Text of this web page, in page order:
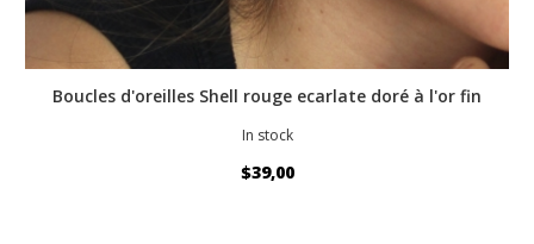
Boucles d'oreilles Shell rouge ecarlate doré à l'or fin
In stock
$39,00